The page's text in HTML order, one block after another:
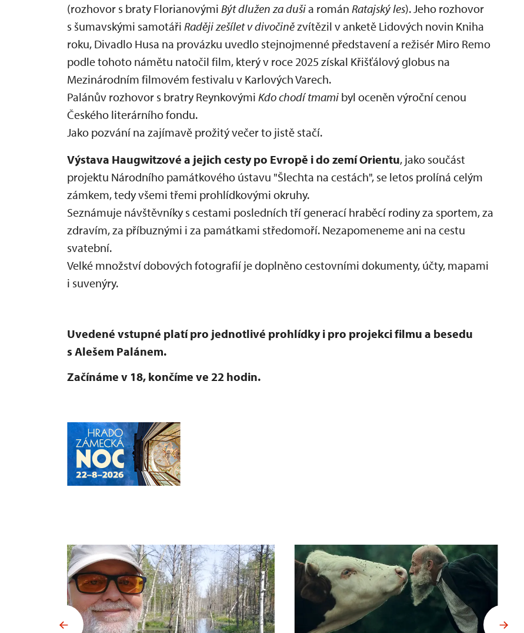
(rozhovor s braty Florianovými Být dlužen za dušia román Ratajský les). Jeho rozhovor
s šumavskými samotáři Raději zešílet v divočinězvítězil v anketě Lidových novin Kniha
roku, Divadlo Husa na provázku uvedlo stejnojmenné představení a režisér Miro Remo
podle tohoto námětu natočil film, který v roce 2025 získal Křišťálový globus na
Mezinárodním filmovém festivalu v Karlových Varech.
Palánův rozhovor s bratry Reynkovými Kdo chodí tmami byl oceněn výroční cenou
Českého literárního fondu.
Jako pozvání na zajímavě prožitý večer to jistě stačí.
Výstava Haugwitzové a jejich cesty po Evropě i do zemí Orientu, jako součást
projektu Národního památkového ústavu "Šlechta na cestách", se letos prolíná celým
zámkem, tedy všemi třemi prohlídkovými okruhy.
Seznámuje návštěvníky s cestami posledních tří generací hraběcí rodiny za sportem, za
zdravím, za příbuznými i za památkami středomoří. Nezapomeneme ani na cestu
svatební.
Velké množství dobových fotografií je doplněno cestovními dokumenty, účty, mapami
i suvenýry.
Uvedené vstupné platí pro jednotlivé prohlídky i pro projekci filmu a besedu
s Alešem Palánem.
Začínáme v 18, končíme ve 22 hodin.